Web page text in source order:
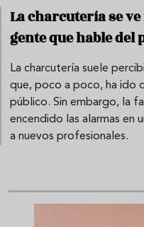
La charcutería se
gente que hable del
La charcutería suele
que, poco a poco, ha ido
público. Sin embargo, la
encendido las alarmas en
a nuevos profesionales.